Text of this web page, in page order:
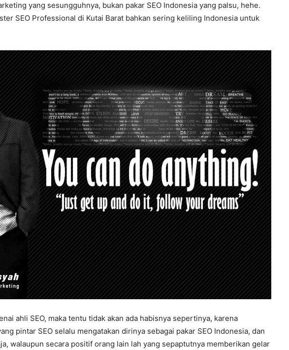
yang sesungguhnya, bukan pakar SEO Indonesia yang palsu, hehe.
SEO Professional di Kutai Barat bahkan sering keliling Indonesia untuk
ahli SEO, maka tentu tidak akan ada habisnya sepertinya, karena
pintar SEO selalu mengatakan dirinya sebagai pakar SEO Indonesia, dan
walaupun secara positif orang lain lah yang sepaptutnya memberikan gelar